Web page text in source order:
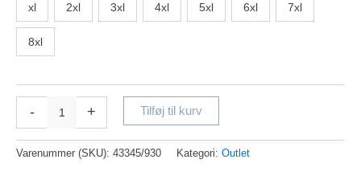
xl 2xl 3xl 4xl 5xl 6xl 7xl
8xl
- + Tilføj til kurv
Varenummer (SKU): 43345/930 Kategori: Outlet